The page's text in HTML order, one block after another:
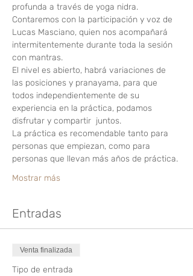
profunda a través de yoga nidra.
Contaremos con la participación y voz de
Lucas Masciano, quien nos acompañará
intermitentemente durante toda la sesión
con mantras.
El nivel es abierto, habrá variaciones de
las posiciones y pranayama, para que
todos independientemente de su
experiencia en la práctica, podamos
disfrutar y compartir  juntos.
La práctica es recomendable tanto para
personas que empiezan, como para
personas que llevan más años de práctica.
Mostrar más
Entradas
Venta finalizada
Tipo de entrada